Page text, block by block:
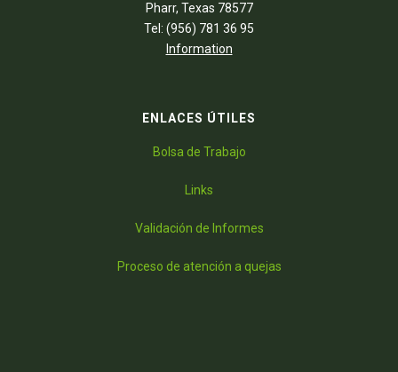
Pharr, Texas 78577
Tel: (956) 781 36 95
Information
ENLACES ÚTILES
Bolsa de Trabajo
Links
Validación de Informes
Proceso de atención a quejas